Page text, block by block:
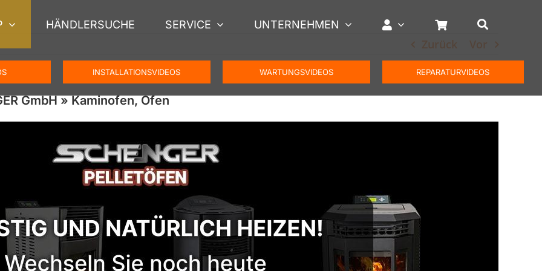
HÄNDLERSUCHE SERVICE UNTERNEHMEN
INSTALLATIONSVIDEOS WARTUNGSVIDEOS REPARATURVIDEOS
Zurück Vor
GmbH » Kaminofen, Ofen